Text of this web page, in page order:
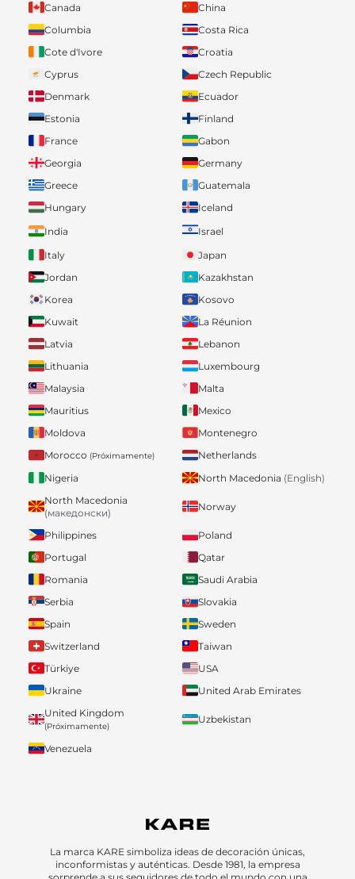
Canada
China
Columbia
Costa Rica
Cote d'Ivore
Croatia
Cyprus
Czech Republic
Denmark
Ecuador
Estonia
Finland
France
Gabon
Georgia
Germany
Greece
Guatemala
Hungary
Iceland
India
Israel
Italy
Japan
Jordan
Kazakhstan
Korea
Kosovo
Kuwait
La Réunion
Latvia
Lebanon
Lithuania
Luxembourg
Malaysia
Malta
Mauritius
Mexico
Moldova
Montenegro
Morocco (Próximamente)
Netherlands
Nigeria
North Macedonia (English)
North Macedonia
(македонски)
Norway
Philippines
Poland
Portugal
Qatar
Romania
Saudi Arabia
Serbia
Slovakia
Spain
Sweden
Switzerland
Taiwan
Türkiye
USA
Ukraine
United Arab Emirates
United Kingdom
(Próximamente)
Uzbekistan
Venezuela
La marca KARE simboliza ideas de decoración únicas,
inconformistas y auténticas. Desde 1981, la empresa